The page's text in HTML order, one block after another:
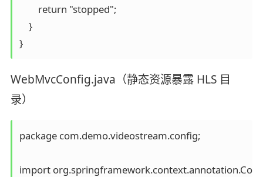
        return "stopped";
    }
}
WebMvcConfig.java（静态资源暴露 HLS 目
录）
package com.demo.videostream.config;
import